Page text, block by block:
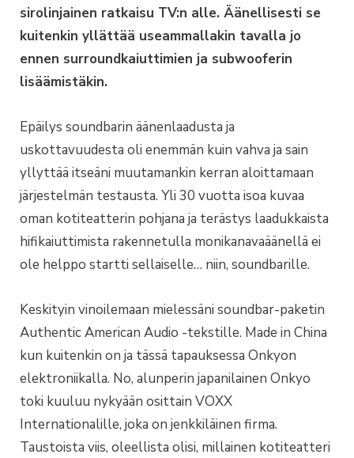
sirolinjainen ratkaisu TV:n alle. Äänellisesti se
kuitenkin yllättää useammallakin tavalla jo
ennen surroundkaiuttimien ja subwooferin
lisäämistäkin.
Epäilys soundbarin äänenlaadusta ja
uskottavuudesta oli enemmän kuin vahva ja sain
yllyttää itseäni muutamankin kerran aloittamaan
järjestelmän testausta. Yli 30 vuotta isoa kuvaa
oman kotiteatterin pohjana ja terästys laadukkaista
hifikaiuttimista rakennetulla monikanavaäänellä ei
ole helppo startti sellaiselle… niin, soundbarille.
Keskityin vinoilemaan mielessäni soundbar-paketin
Authentic American Audio -tekstille. Made in China
kun kuitenkin on ja tässä tapauksessa Onkyon
elektroniikalla. No, alunperin japanilainen Onkyo
toki kuuluu nykyään osittain VOXX
Internationalille, joka on jenkkiläinen firma.
Taustoista viis, oleellista olisi, millainen kotiteatteri